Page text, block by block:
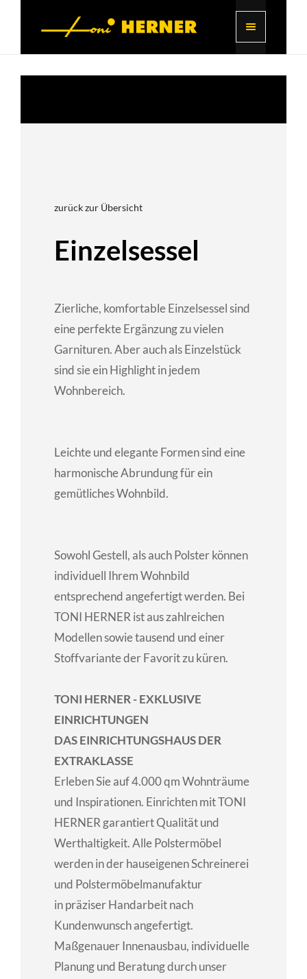
zurück zur Übersicht
Einzelsessel
Zierliche, komfortable Einzelsessel sind
eine perfekte Ergänzung zu vielen
Garnituren. Aber auch als Einzelstück
sind sie ein Highlight in jedem
Wohnbereich.
Leichte und elegante Formen sind eine
harmonische Abrundung für ein
gemütliches Wohnbild.
Sowohl Gestell, als auch Polster können
individuell Ihrem Wohnbild
entsprechend angefertigt werden. Bei
TONI HERNER ist aus zahlreichen
Modellen sowie tausend und einer
Stoffvariante der Favorit zu küren.
TONI HERNER - EXKLUSIVE
EINRICHTUNGEN
DAS EINRICHTUNGSHAUS DER
EXTRAKLASSE
Erleben Sie auf 4.000 qm Wohnträume
und Inspirationen. Einrichten mit TONI
HERNER garantiert Qualität und
Werthaltigkeit. Alle Polstermöbel
werden in der hauseigenen Schreinerei
und Polstermöbelmanufaktur
in präziser Handarbeit nach
Kundenwunsch angefertigt.
Maßgenauer Innenausbau, individuelle
Planung und Beratung durch unser